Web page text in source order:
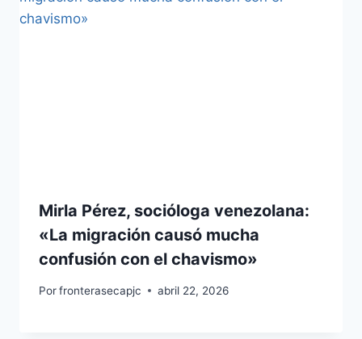
Mirla Pérez, socióloga venezolana:
«La migración causó mucha
confusión con el chavismo»
Porfronterasecapjc abril 22, 2026